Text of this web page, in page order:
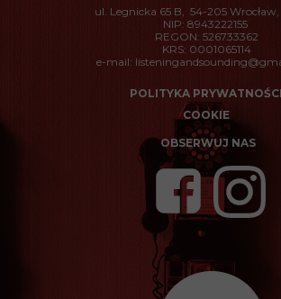
OBSERWUJ NAS
COOKIE
POLITYKA PRYWATNOŚCI
ul. Legnicka 65 B, 54-205
NIP: 8943222155
REGON: 526733362
KRS: 0001065114
e-mail: